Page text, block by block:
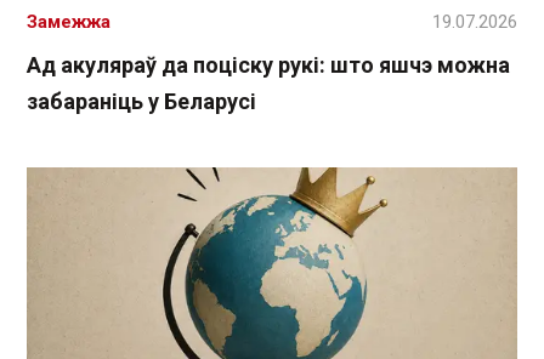
Ад акуляраў да поціску рукі: што яшчэ можна
забараніць у Беларусі
Замежжа 19.07.2026